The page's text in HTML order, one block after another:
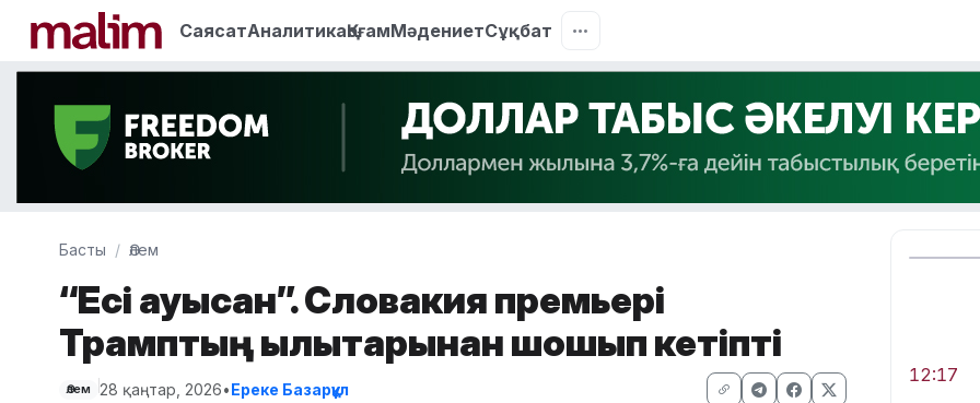
СаясатАналитикаҚоғамМәдениетСұқбат
Басты Әлем
“Есі ауысқан”. Словакия премьері
Трамптың қылықтарынан шошып кетіпті
Әлем 28 қаңтар, 2026•Ереке Базарқұл
12:17